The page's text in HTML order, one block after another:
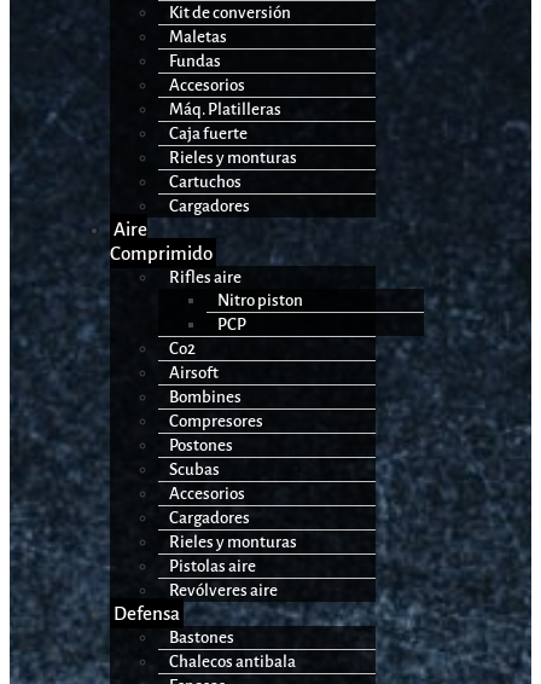
Kit de conversión
Maletas
Fundas
Accesorios
Máq. Platilleras
Caja fuerte
Rieles y monturas
Cartuchos
Cargadores
Aire
Comprimido
Rifles aire
Nitro piston
PCP
Co2
Airsoft
Bombines
Compresores
Postones
Scubas
Accesorios
Cargadores
Rieles y monturas
Pistolas aire
Revólveres aire
Defensa
Bastones
Chalecos antibala